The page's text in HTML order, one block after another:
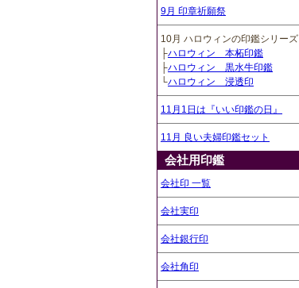
9月 印章祈願祭
10月 ハロウィンの印鑑シリーズ
├ハロウィン 本柘印鑑
├ハロウィン 黒水牛印鑑
└ハロウィン 浸透印
11月1日は『いい印鑑の日』
11月 良い夫婦印鑑セット
会社用印鑑
会社印 一覧
会社実印
会社銀行印
会社角印